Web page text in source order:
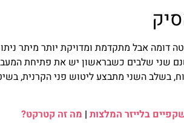
אבל מתקדמת ומדויקת יותר מיתר ניתוח
ישנם שני שלבים כשבראשון יש את פתיחת
בשלב השני מתבצע ליטוש פני הקרנית,
בלייזר המלצות | מה זה קטרקט?